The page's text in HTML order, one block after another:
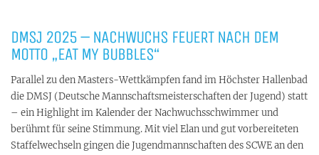
DMSJ 2025 – NACHWUCHS FEUERT NACH DEM
MOTTO „EAT MY BUBBLES“
Parallel zu den Masters-Wettkämpfen fand im Höchster Hallenbad
die DMSJ (Deutsche Mannschaftsmeisterschaften der Jugend) statt
– ein Highlight im Kalender der Nachwuchsschwimmer und
berühmt für seine Stimmung. Mit viel Elan und gut vorbereiteten
Staffelwechseln gingen die Jugendmannschaften des SCWE an den